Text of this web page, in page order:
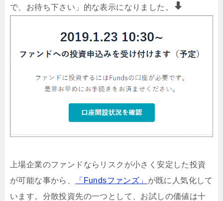
で、お待ち下さい」的な表示になりました。
上場企業のファンドならリスクが小さく安定した投資
が可能な事から、
「Fundsファンズ」 が既に人気化して
います。分散投資先の一つとして、お試しの価値は十